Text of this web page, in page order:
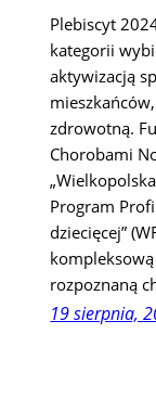
Plebiscyt
kategorii
aktywizacją
zdrowotną.
Chorobami
Program
dziecięcej”
rozpoznaną
19 sierpnia,